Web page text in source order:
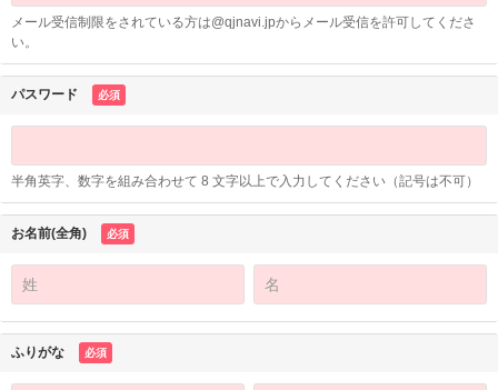
メール受信制限をされている方は@qjnavi.jpからメール受信を許可してくださ
い。
パスワード 必須
半角英字、数字を組み合わせて 8 文字以上で入力してください（記号は不可）
お名前(全角) 必須
ふりがな 必須